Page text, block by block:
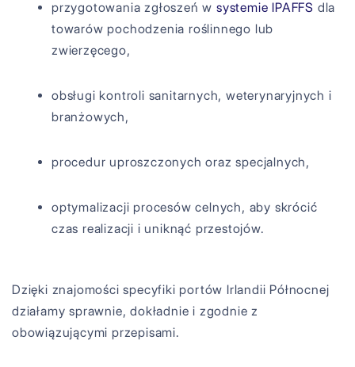
przygotowania zgłoszeń wsystemie IPAFFS dla
towarów pochodzenia roślinnego lub
zwierzęcego,
obsługi kontroli sanitarnych, weterynaryjnych i
branżowych,
procedur uproszczonych oraz specjalnych,
optymalizacji procesów celnych, aby skrócić
czas realizacji i uniknąć przestojów.
Dzięki znajomości specyfiki portów Irlandii Północnej
działamy sprawnie, dokładnie i zgodnie z
obowiązującymi przepisami.